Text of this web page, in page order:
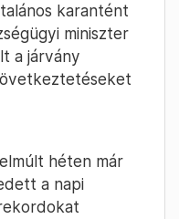
karantént
miniszter
a járvány
héten már
a napi